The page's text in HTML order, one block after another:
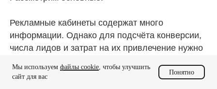
Рекламные кабинеты содержат много
информации. Однако для подсчёта конверсии,
числа лидов и затрат на их привлечение нужно
другие системы — CRM, счётчик веб-аналитики,
Мы используем файлы cookie, чтобы улучшить
сайт для вас
Понятно